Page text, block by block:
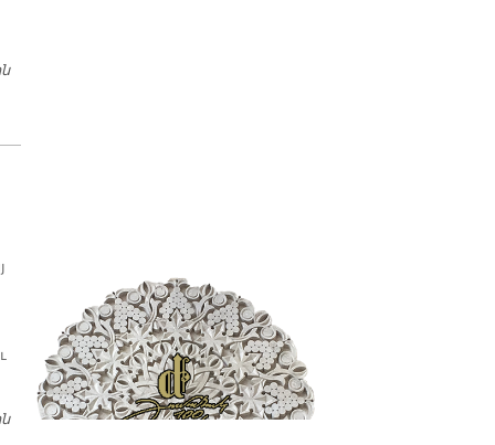
«ՀՐԱՆԴ ՏԻՆՔ» ՎԱՐԺԱՐԱՆԻ ԱՇԱԿԵՐՏՆԵՐՈՒՆ ՊՏՈՅՏՆԵՐԸ
ՊՈԼՍԱՀԱՅ ԿՐԹԱԿԱՆ ՄՇԱԿՆԵՐՈՒՆ ՏԱՐԵԿԱՆ ԱՒԱՆԴԱԿԱՆ